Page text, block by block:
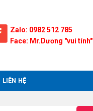
Zalo: 0982 512 785
Face: Mr.Dương "vui tính"
LIÊN HỆ